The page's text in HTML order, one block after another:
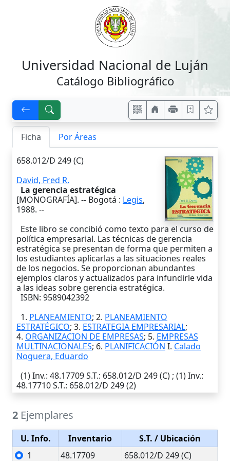
Universidad Nacional de Luján
Catálogo Bibliográfico
Ficha Por Áreas
658.012/D 249 (C)
David, Fred R.
La gerencia estratégica
[MONOGRAFÍA]. -- Bogotá : Legis,
1988. --
Este libro se concibió como texto para el curso de
política empresarial. Las técnicas de gerencia
estratégica se presentan de forma que permiten a
los estudiantes aplicarlas a las situaciones reales
de los negocios. Se proporcionan abundantes
ejemplos claros y actualizados para infundirle vida
a las ideas sobre gerencia estratégica.
ISBN: 9589042392
1. PLANEAMIENTO; 2. PLANEAMIENTO
ESTRATÉGICO; 3. ESTRATEGIA EMPRESARIAL;
4. ORGANIZACION DE EMPRESAS; 5. EMPRESAS
MULTINACIONALES; 6. PLANIFICACIÓN I. Calado
Noguera, Eduardo
(1)Inv.: 48.17709S.T.: 658.012/D 249 (C) ; (1)Inv.:
48.17710S.T.: 658.012/D 249 (2)
2 Ejemplares
U. Info. Inventario S.T. / Ubicación
1
48.17709 658.012/D 249 (C)